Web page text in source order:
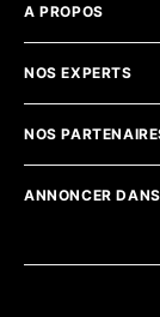
A PROPOS
NOS EXPERTS
NOS
ANNONCER